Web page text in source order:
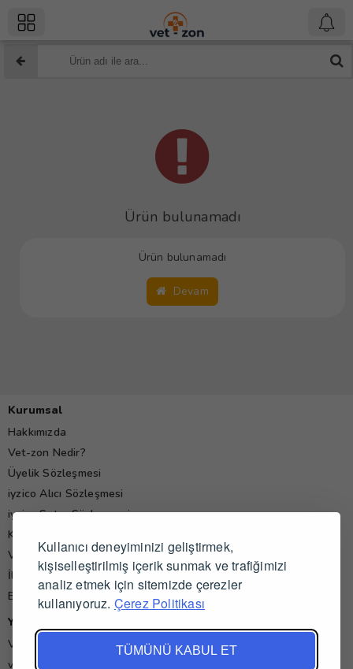
Kullanıcı deneyiminizi geliştirmek,
kişiselleştirilmiş içerik sunmak ve trafiğimizi
analiz etmek için sitemizde çerezler
kullanıyoruz. Çerez Politikası
TÜMÜNÜ KABUL ET
Ürün bulunamadı
Ürün bulunamadı
Devam
Kurumsal
Hakkımızda
Vet-zon Nedir?
Üyelik Sözleşmesi
iyzico Alıcı Sözleşmesi
iyzico Satıcı Sözleşmesi
Kişisel Verilerin Korunması Politikası
Veteriner Hekim Yorumları
İletişim
Blog
Yardım
Veteriner İş İlanları
vet-zon'da Alışveriş ve Satış